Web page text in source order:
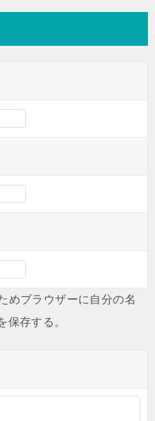
めブラウザーに自分の名
保存する。